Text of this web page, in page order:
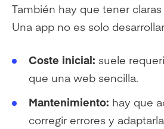
También hay que tener
Una app no es solo
Coste inicial: suele
que una web sencilla.
Mantenimiento: hay que
corregir errores y